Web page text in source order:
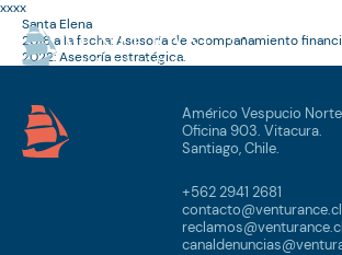
xxxx
Santa Elena
2018 a la fecha: Asesoría de acompañamiento
2022: Asesoría estratégica.
Américo Vespucio
Oficina 903. Vitacura.
Santiago, Chile.
+562 2941 2681
contacto@venturance.cl
reclamos@venturance.cl